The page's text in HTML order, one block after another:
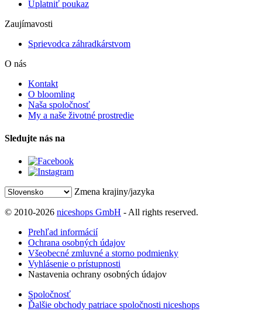
Uplatniť poukaz
Zaujímavosti
Sprievodca záhradkárstvom
O nás
Kontakt
O bloomling
Naša spoločnosť
My a naše životné prostredie
Sledujte nás na
Zmena krajiny/jazyka
© 2010-2026 niceshops GmbH - All rights reserved.
Prehľad informácií
Ochrana osobných údajov
Všeobecné zmluvné a storno podmienky
Vyhlásenie o prístupnosti
Nastavenia ochrany osobných údajov
Spoločnosť
Ďalšie obchody patriace spoločnosti niceshops